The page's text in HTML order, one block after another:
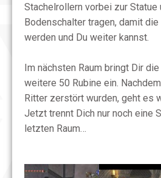
Stachelrollern vorbei zur Statue
Bodenschalter tragen, damit
werden und Du weiter kannst.
Im nächsten Raum bringt Dir
weitere 50 Rubine ein.
Ritter zerstört wurden, geht es
Jetzt trennt Dich nur noch eine
letzten Raum…